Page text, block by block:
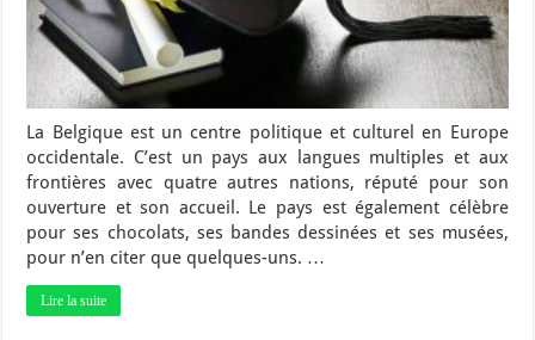
La Belgique est un centre politique et culturel en Europe
occidentale. C’est un pays aux langues multiples et aux
frontières avec quatre autres nations, réputé pour son
ouverture et son accueil. Le pays est également célèbre
pour ses chocolats, ses bandes dessinées et ses musées,
pour n’en citer que quelques-uns. …
Lire la suite